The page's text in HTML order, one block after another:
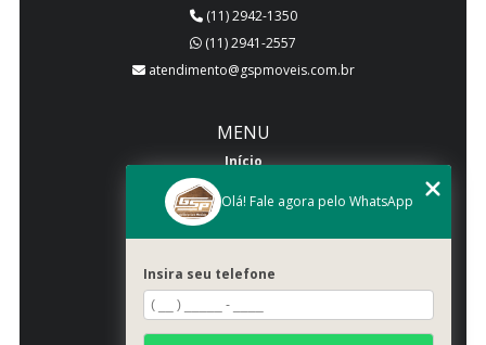
(11) 2942-1350
(11) 2941-2557
atendimento@gspmoveis.com.br
MENU
Início
Quem somos
Produtos
Galeria
Categorias
Contato
Olá! Fale agora pelo WhatsApp
Insira seu telefone